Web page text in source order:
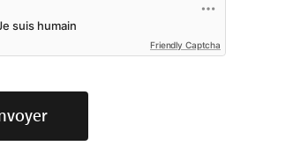
Friendly Captcha